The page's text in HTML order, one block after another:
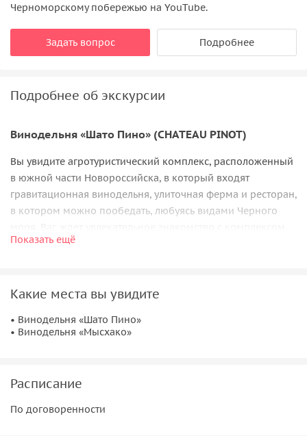
Черноморскому побережью на YouTube.
Задать вопрос Подробнее
Подробнее об экскурсии
Винодельня «Шато Пино» (CHATEAU PINOT)
Вы увидите агротуристический комплекс, расположенный
в южной части Новороссийска, в который входят
гравитационная винодельня, улиточная ферма и ресторан,
в котором можно пообедать, любуясь видами Черного
дегустация вин и улиток с собственной улиточной фермы.
прокатят по виноградникам и Вы воочию увидите разные
Винодельня «Мысхако»
предприятий страны, старше Абрау-Дюрсо. Более ста лет
прекрасным вином. С момента образования и до
Показать ещё
Какие места вы увидите
• Винодельня «Шато Пино»
• Винодельня «Мысхако»
Расписание
По договоренности